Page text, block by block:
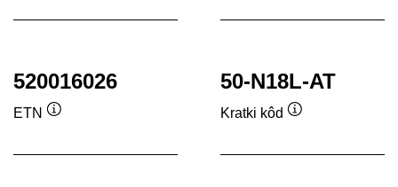
520016026
ETN
50-N18L-AT
Kratki kôd